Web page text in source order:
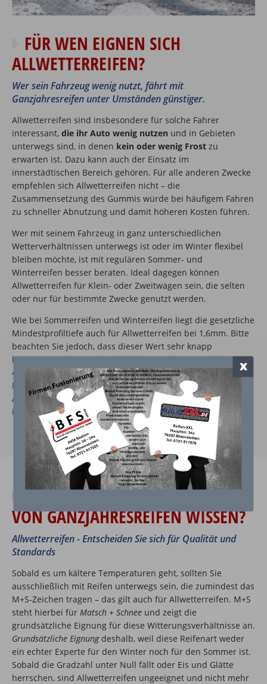
x
FÜR WEN EIGNEN SICH
ALLWETTERREIFEN?
Wer sein Fahrzeug wenig nutzt, fährt mit
Ganzjahresreifen unter Umständen günstiger.
Allwetterreifen sind insbesondere für solche Fahrer
interessant, die ihr Auto wenig nutzen und in Gebieten
unterwegs sind, in denen kein oder wenig Frost zu
erwarten ist. Dazu kann auch der Einsatz im
innerstädtischen Bereich gehören. Für alle anderen Zwecke
empfehlen sich Allwetterreifen nicht – die
Zusammensetzung des Gummis würde bei häufigem Fahren
zu schneller Abnutzung und damit höheren Kosten führen.
Wer mit seinem Fahrzeug in ganz unterschiedlichen
Wetterverhältnissen unterwegs ist oder im Winter flexibel
bleiben möchte, ist mit regulären Sommer- und
Winterreifen besser beraten. Ideal dagegen können
Allwetterreifen für Klein- oder Zweitwagen sein, die selten
oder nur für bestimmte Zwecke genutzt werden.
Wie bei Sommerreifen und Winterreifen liegt die gesetzliche
Mindestprofiltiefe auch für Allwetterreifen bei 1,6mm. Bitte
beachten Sie jedoch, dass dieser Wert sehr knapp
bemessen ist – eine deutlich höhere Millimeterzahl (ca.
4mm) ist sinnvoll und bietet wesentlich mehr
Fahrsicherheit. Prüfen Sie deshalb in regelmäßigen
Abständen die Profiltiefe Ihrer Reifen und tauschen Sie sie
im Zweifel aus.
WAS SOLLTEN SIE BEIM KAUF
VON GANZJAHRESREIFEN WISSEN?
Allwetterreifen - Entscheiden Sie sich für Qualität und
Standards
Sobald es um kältere Temperaturen geht, sollten Sie
ausschließlich mit Reifen unterwegs sein, die zumindest das
M+S-Zeichen tragen – das gilt auch für Allwetterreifen. M+S
steht hierbei für Matsch + Schnee und zeigt die
grundsätzliche Eignung für diese Witterungsverhältnisse an.
Grundsätzliche Eignungdeshalb, weil diese Reifenart weder
ein echter Experte für den Winter noch für den Sommer ist.
Sobald die Gradzahl unter Null fällt oder Eis und Glätte
herrschen, sind Allwetterreifen ungeeignet und nicht mehr